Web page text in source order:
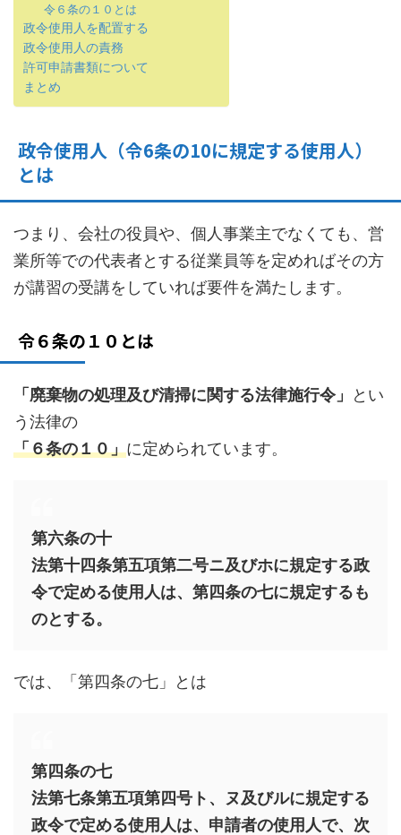
令６条の１０とは
政令使用人を配置する
政令使用人の責務
許可申請書類について
まとめ
政令使用人（令6条の10に規定する使用人）
とは
つまり、会社の役員や、個人事業主でなくても、営
業所等での代表者とする従業員等を定めればその方
が講習の受講をしていれば要件を満たします。
令６条の１０とは
「廃棄物の処理及び清掃に関する法律施行令」
とい
う法律の
「６条の１０」に定められています。
第六条の十
法第十四条第五項第二号ニ及びホに規定する政
令で定める使用人は、第四条の七に規定するも
のとする。
では、「第四条の七」とは
第四条の七
法第七条第五項第四号ト、ヌ及びルに規定する
政令で定める使用人は、申請者の使用人で、次